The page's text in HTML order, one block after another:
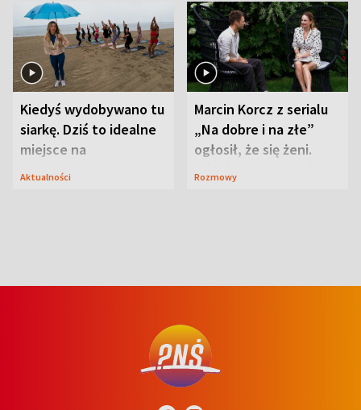
Kiedyś wydobywano tu
siarkę. Dziś to idealne
miejsce na
wypoczynek
Aktualności
Marcin Korcz z serialu
„Na dobre i na złe”
ogłosił, że się żeni.
Zdradził, co zmienił
Rozmowy